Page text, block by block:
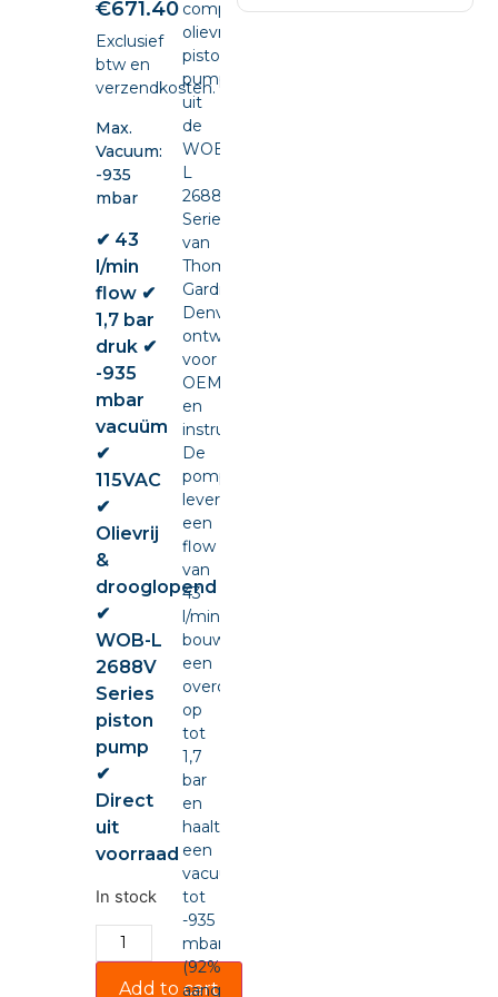
€671.40
Exclusief
btw en
verzendkosten.
Max.
Vacuum:
-935
mbar
✔ 43
l/min
flow ✔
1,7 bar
druk ✔
-935
mbar
vacuüm
✔
115VAC
✔
Olievrij
&
drooglopend
✔
WOB-L
2688V
Series
piston
pump
✔
Direct
uit
voorraad
In stock
Add to cart
compacte
olievrije
piston
pump
uit
de
WOB-
L
2688V
Series
van
Thomas
Gardner
Denver,
ontwikkeld
voor
OEM-
en
instrumentintegratie.
De
pomp
levert
een
flow
van
43
l/min,
bouwt
een
overdruk
op
tot
1,7
bar
en
haalt
een
vacuüm
tot
-935
mbar
(92%),
aangedreven